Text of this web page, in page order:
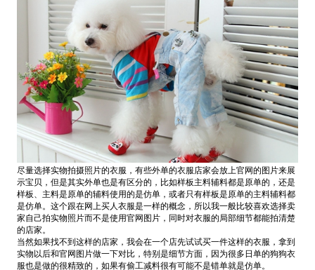
尽量选择实物拍摄照片的衣服，有些外单的衣服店家会放上官网的图片来展
示宝贝，但是其实外单也是有区分的，比如样板主料辅料都是原单的，还是
样板、主料是原单的辅料使用的是仿单，或者只有样板是原单的主料辅料都
是仿单。这个跟在网上买人衣服是一样的概念，所以我一般比较喜欢选择卖
家自己拍实物照片而不是使用官网图片，同时对衣服的局部细节都能拍清楚
的店家。
当然如果找不到这样的店家，我会在一个店先试试买一件这样的衣服，拿到
实物以后和官网图片做一下对比，特别是细节方面，因为很多日单的狗狗衣
服也是做的很精致的，如果有偷工减料很有可能不是错单就是仿单。